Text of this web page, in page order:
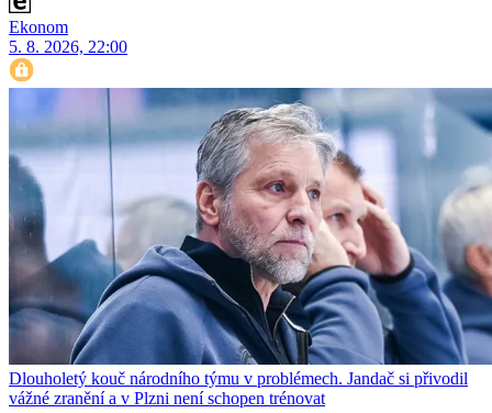
Ekonom
5. 8. 2026, 22:00
Dlouholetý kouč národního týmu v problémech. Jandač si přivodil
vážné zranění a v Plzni není schopen trénovat